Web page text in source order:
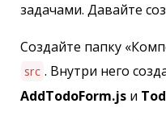
задачами. Давайте
Создайте папку
src . Внутри него
AddTodoForm.js и